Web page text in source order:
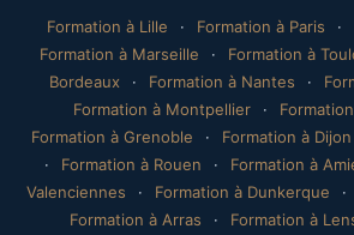
Formation à Lille
· Formation à Paris ·
Formation à Marseille
· Formation à
Bordeaux
· Formation à Nantes ·
Formation à Montpellier
·
Formation à Grenoble
· Formation à Dijon
·
Formation à Rouen · Formation à
Valenciennes
· Formation à Dunkerque ·
Formation à Arras
· Formation à